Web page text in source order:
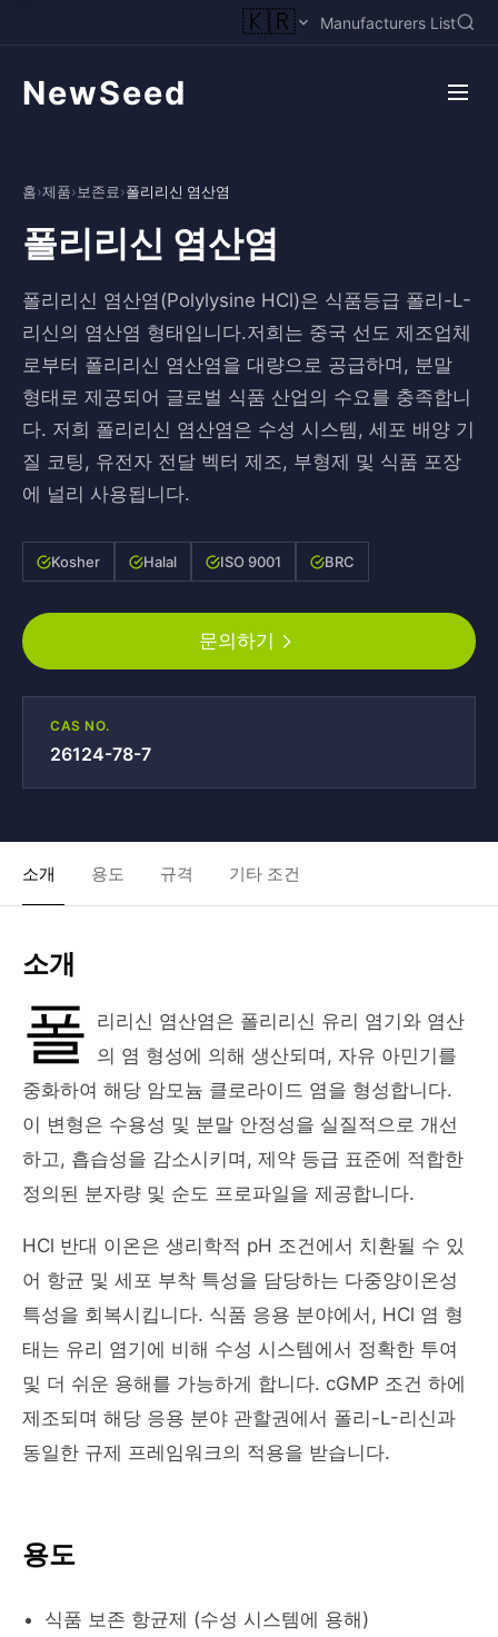
🇰🇷 Manufacturers List
NewSeed
홈›제품›보존료›폴리리신 염산염
폴리리신 염산염
폴리리신 염산염(Polylysine HCl)은 식품등급 폴리-L-
리신의 염산염 형태입니다.저희는 중국 선도 제조업체
로부터 폴리리신 염산염을 대량으로 공급하며, 분말
형태로 제공되어 글로벌 식품 산업의 수요를 충족합니
다. 저희 폴리리신 염산염은 수성 시스템, 세포 배양 기
질 코팅, 유전자 전달 벡터 제조, 부형제 및 식품 포장
에 널리 사용됩니다.
Kosher Halal ISO 9001 BRC
문의하기
CAS NO.
26124-78-7
소개 용도 규격 기타 조건
소개
폴 리리신 염산염은 폴리리신 유리 염기와 염산
의 염 형성에 의해 생산되며, 자유 아민기를
중화하여 해당 암모늄 클로라이드 염을 형성합니다.
이 변형은 수용성 및 분말 안정성을 실질적으로 개선
하고, 흡습성을 감소시키며, 제약 등급 표준에 적합한
정의된 분자량 및 순도 프로파일을 제공합니다.
HCl 반대 이온은 생리학적 pH 조건에서 치환될 수 있
어 항균 및 세포 부착 특성을 담당하는 다중양이온성
특성을 회복시킵니다. 식품 응용 분야에서, HCl 염 형
태는 유리 염기에 비해 수성 시스템에서 정확한 투여
및 더 쉬운 용해를 가능하게 합니다. cGMP 조건 하에
제조되며 해당 응용 분야 관할권에서 폴리-L-리신과
동일한 규제 프레임워크의 적용을 받습니다.
용도
식품 보존 항균제 (수성 시스템에 용해)